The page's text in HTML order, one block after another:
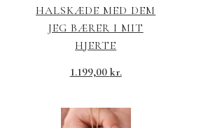
HALSKÆDE MED DEM
JEG BÆRER I MIT
HJERTE
1.199,00 kr.